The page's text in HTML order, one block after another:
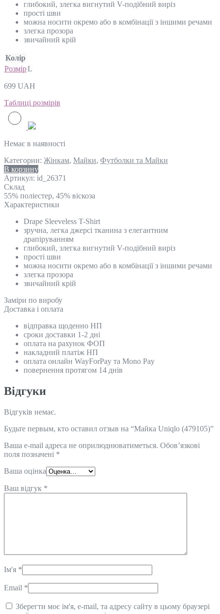
глибокий, злегка вигнутий V-подібний виріз
прості шви
можна носити окремо або в комбінації з іншими речами
злегка прозора
звичайний крій
Колір
РозмірL
699 UAH
Таблиці розмірів
Немає в наявності
Категории: Жінкам, Майки, Футболки та Майки
В корзину
Артикул: id_26371
Склад
55% поліестер, 45% віскоза
Характеристики
Drape Sleeveless T-Shirt
зручна, легка джерсі тканина з елегантним
драпіруванням
глибокий, злегка вигнутий V-подібний виріз
прості шви
можна носити окремо або в комбінації з іншими речами
злегка прозора
звичайний крій
Замiри по виробу
Доставка і оплата
відправка щоденно НП
сроки доставки 1-2 дні
оплата на рахунок ФОП
накладний платіж НП
оплата онлайн WayForPay та Mono Pay
повернення протягом 14 днів
Відгуки
Відгуків немає.
Будьте первым, кто оставил отзыв на “Майка Uniqlo (479105)”
Ваша e-mail адреса не оприлюднюватиметься. Обов’язкові
поля позначені *
Ваша оцінка
Ваш відгук *
Ім'я *
Email *
Зберегти моє ім'я, e-mail, та адресу сайту в цьому браузері